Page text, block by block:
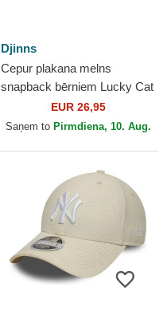
Djinns
Cepur plakana melns
snapback bērniem Lucky Cat
Linen Rev no Djinns
EUR 26,95
Saņem to Pirmdiena, 10. Aug.